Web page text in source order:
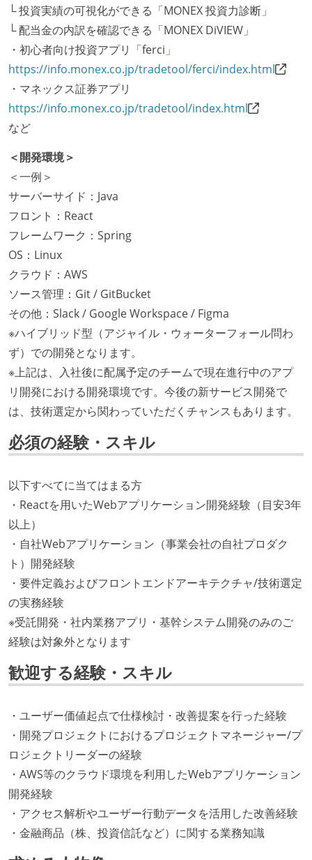
└ 投資実績の可視化ができる「MONEX 投資力診断」
└ 配当金の内訳を確認できる「MONEX DiVIEW」
・初心者向け投資アプリ「ferci」
https://info.monex.co.jp/tradetool/ferci/index.html
・マネックス証券アプリ
https://info.monex.co.jp/tradetool/index.html
など
＜開発環境＞
＜一例＞
サーバーサイド：Java
フロント：React
フレームワーク：Spring
OS：Linux
クラウド：AWS
ソース管理：Git / GitBucket
その他：Slack / Google Workspace / Figma
※ハイブリッド型（アジャイル・ウォーターフォール問わ
ず）での開発となります。
※上記は、入社後に配属予定のチームで現在進行中のアプ
リ開発における開発環境です。今後の新サービス開発で
は、技術選定から関わっていただくチャンスもあります。
必須の経験・スキル
以下すべてに当てはまる方
・Reactを用いたWebアプリケーション開発経験（目安3年
以上）
・自社Webアプリケーション（事業会社の自社プロダク
ト）開発経験
・要件定義およびフロントエンドアーキテクチャ/技術選定
の実務経験
※受託開発・社内業務アプリ・基幹システム開発のみのご
経験は対象外となります
歓迎する経験・スキル
・ユーザー価値起点で仕様検討・改善提案を行った経験
・開発プロジェクトにおけるプロジェクトマネージャー/プ
ロジェクトリーダーの経験
・AWS等のクラウド環境を利用したWebアプリケーション
開発経験
・アクセス解析やユーザー行動データを活用した改善経験
・金融商品（株、投資信託など）に関する業務知識